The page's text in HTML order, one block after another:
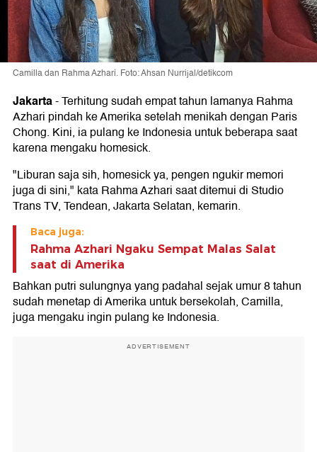
Camilla dan Rahma Azhari. Foto: Ahsan Nurrijal/detikcom
Jakarta-Terhitung sudah empat tahun lamanya Rahma
Azhari pindah ke Amerika setelah menikah dengan Paris
Chong. Kini, ia pulang ke Indonesia untuk beberapa saat
karena mengaku homesick.
"Liburan saja sih, homesick ya, pengen ngukir memori
juga di sini," kata Rahma Azhari saat ditemui di Studio
Trans TV, Tendean, Jakarta Selatan, kemarin.
Baca juga:
Rahma Azhari Ngaku Sempat Malas Salat
saat di Amerika
Bahkan putri sulungnya yang padahal sejak umur 8 tahun
sudah menetap di Amerika untuk bersekolah, Camilla,
juga mengaku ingin pulang ke Indonesia.
ADVERTISEMENT